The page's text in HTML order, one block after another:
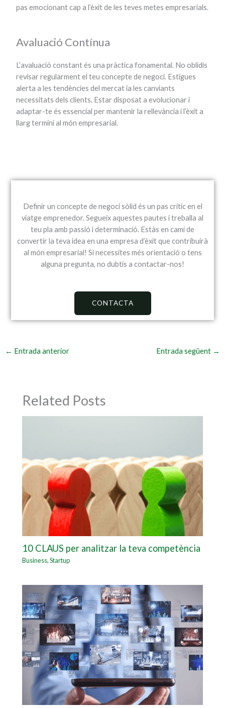
pas emocionant cap a l’èxit de les teves metes empresarials.
Avaluació Contínua
L’avaluació constant és una pràctica fonamental. No oblidis
revisar regularment el teu concepte de negoci. Estigues
alerta a les tendències del mercat ia les canviants
necessitats dels clients. Estar disposat a evolucionar i
adaptar-te és essencial per mantenir la rellevància i l’èxit a
llarg termini al món empresarial.
Definir un concepte de negoci sòlid és un pas crític en el
viatge emprenedor. Segueix aquestes pautes i treballa al
teu pla amb passió i determinació. Estàs en camí de
convertir la teva idea en una empresa d’èxit que contribuirà
al món empresarial! Si necessites més orientació o tens
alguna pregunta, no dubtis a contactar-nos!
CONTACTA
← Entrada anterior Entrada següent →
Related Posts
10 CLAUS per analitzar la teva competència
Business,Startup